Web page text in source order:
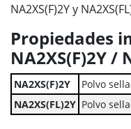
NA2XS(F)2Y y
Propiedades
NA2XS(F)2Y /
NA2XS(F)2Y
Polvo
NA2XS(FL)2Y Polvo